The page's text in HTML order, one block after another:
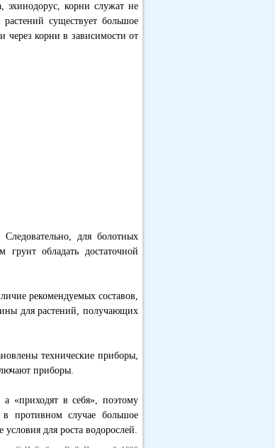
эхинодорус, корни служат не
существует большое
через корни в зависимости от
для болотных
обладать достаточной
рекомендуемых составов,
для растений, получающих
технические приборы,
приборы.
«приходят в себя», поэтому
противном случае большое
для роста водорослей.